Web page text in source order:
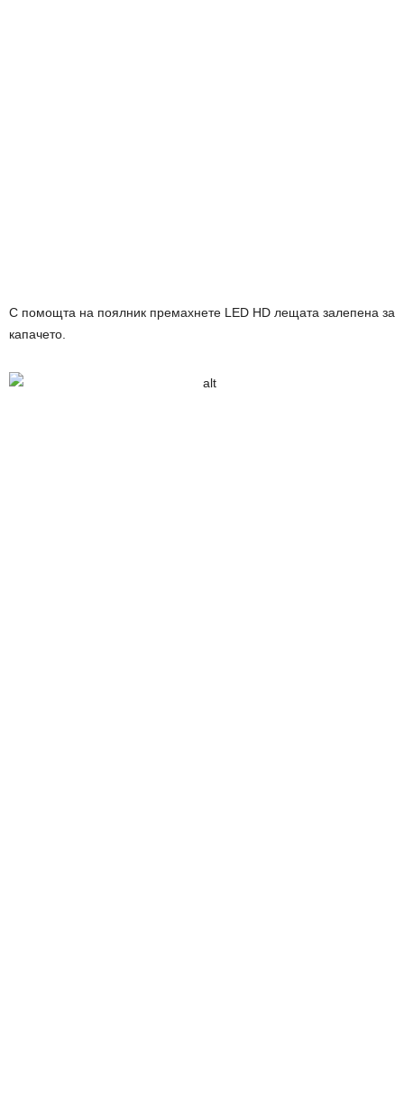
С помощта на поялник премахнете LED HD лещата залепена за
капачето.